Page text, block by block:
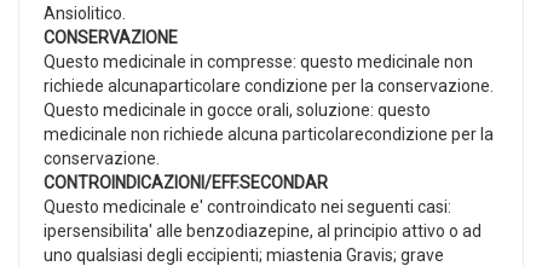
Ansiolitico.
CONSERVAZIONE
Questo medicinale in compresse: questo medicinale non
richiede alcunaparticolare condizione per la conservazione.
Questo medicinale in gocce orali, soluzione: questo
medicinale non richiede alcuna particolarecondizione per la
conservazione.
CONTROINDICAZIONI/EFF.SECONDAR
Questo medicinale e' controindicato nei seguenti casi:
ipersensibilita' alle benzodiazepine, al principio attivo o ad
uno qualsiasi degli eccipienti; miastenia Gravis; grave